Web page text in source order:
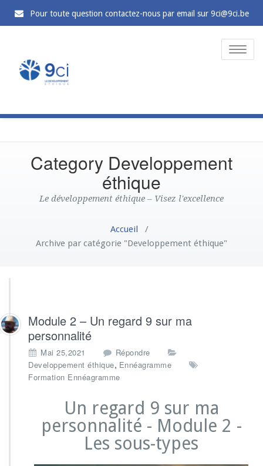
Pour toute question contactez-nous par email sur 9ci@9ci.be
Toggle
Category Developpement
éthique
Le développement éthique – Visez l'excellence
Accueil /
Archive par catégorie "Developpement éthique"
Module 2 – Un regard 9 sur ma
personnalité
Mai 25,2021
Répondre
Developpement éthique, Ennéagramme
Formation Ennéagramme
Un regard 9 sur ma
personnalité - Module 2 -
Les sous-types